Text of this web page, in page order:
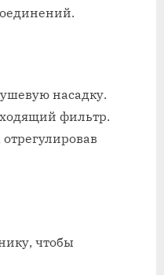
насадку.
фильтр.
чтобы